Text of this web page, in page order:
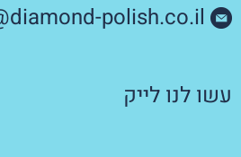
polish.co.il
עשו לנו לייק